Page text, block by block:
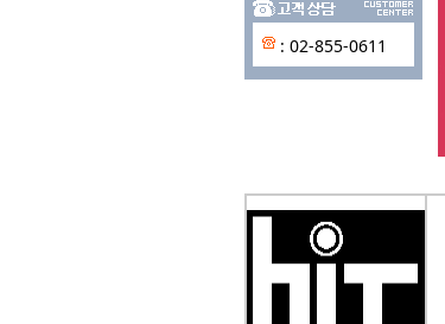
: 02-855-0611